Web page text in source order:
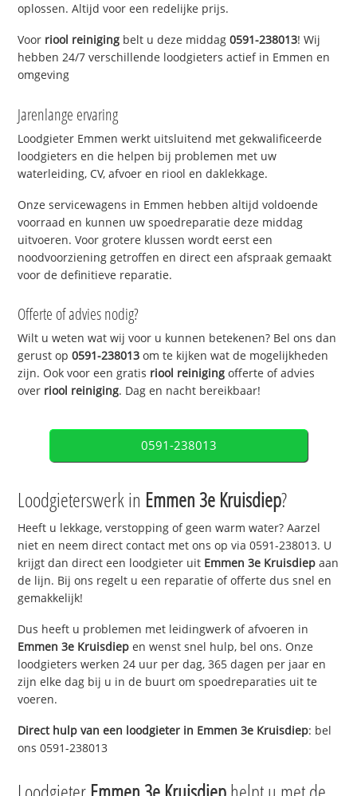
oplossen. Altijd voor een redelijke prijs.
Voor riool reiniging belt u deze middag0591-238013! Wij
hebben 24/7 verschillende loodgieters actief in Emmen en
omgeving
Jarenlange ervaring
Loodgieter Emmen werkt uitsluitend met gekwalificeerde
loodgieters en die helpen bij problemen met uw
waterleiding, CV, afvoer en riool en daklekkage.
Onze servicewagens in Emmen hebben altijd voldoende
voorraad en kunnen uw spoedreparatie deze middag
uitvoeren. Voor grotere klussen wordt eerst een
noodvoorziening getroffen en direct een afspraak gemaakt
voor de definitieve reparatie.
Offerte of advies nodig?
Wilt u weten wat wij voor u kunnen betekenen? Bel ons dan
gerust op0591-238013 om te kijken wat de mogelijkheden
zijn. Ook voor een gratis riool reiniging offerte of advies
over riool reiniging. Dag en nacht bereikbaar!
0591-238013
Loodgieterswerk in Emmen 3e Kruisdiep?
Heeft u lekkage, verstopping of geen warm water? Aarzel
niet en neem direct contact met ons op via 0591-238013. U
krijgt dan direct een loodgieter uit Emmen 3e Kruisdiep aan
de lijn. Bij ons regelt u een reparatie of offerte dus snel en
gemakkelijk!
Dus heeft u problemen met leidingwerk of afvoeren in
Emmen 3e Kruisdiep en wenst snel hulp, bel ons. Onze
loodgieters werken 24 uur per dag, 365 dagen per jaar en
zijn elke dag bij u in de buurt om spoedreparaties uit te
voeren.
Direct hulp van een loodgieter in Emmen 3e Kruisdiep: bel
ons 0591-238013